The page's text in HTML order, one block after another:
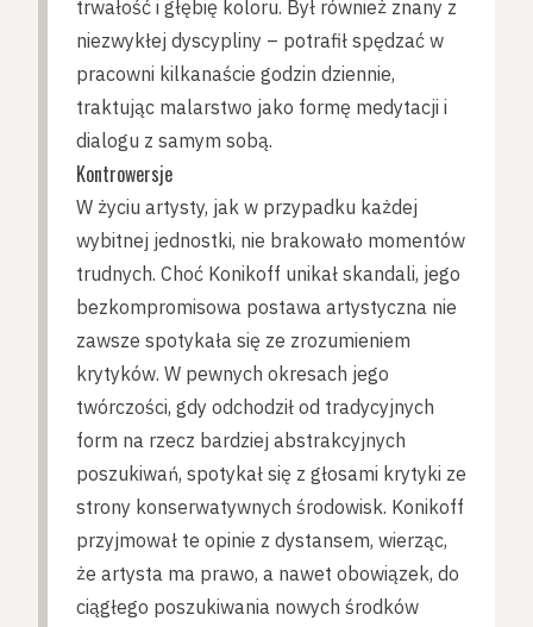
trwałość i głębię koloru. Był również znany z
niezwykłej dyscypliny – potrafił spędzać w
pracowni kilkanaście godzin dziennie,
traktując malarstwo jako formę medytacji i
dialogu z samym sobą.
Kontrowersje
W życiu artysty, jak w przypadku każdej
wybitnej jednostki, nie brakowało momentów
trudnych. Choć Konikoff unikał skandali, jego
bezkompromisowa postawa artystyczna nie
zawsze spotykała się ze zrozumieniem
krytyków. W pewnych okresach jego
twórczości, gdy odchodził od tradycyjnych
form na rzecz bardziej abstrakcyjnych
poszukiwań, spotykał się z głosami krytyki ze
strony konserwatywnych środowisk. Konikoff
przyjmował te opinie z dystansem, wierząc,
że artysta ma prawo, a nawet obowiązek, do
ciągłego poszukiwania nowych środków